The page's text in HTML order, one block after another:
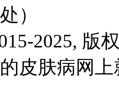
）
2025, 版
皮肤病网